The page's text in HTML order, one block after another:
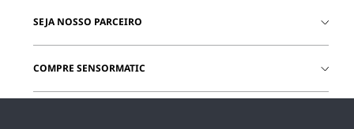
SEJA NOSSO PARCEIRO
COMPRE SENSORMATIC